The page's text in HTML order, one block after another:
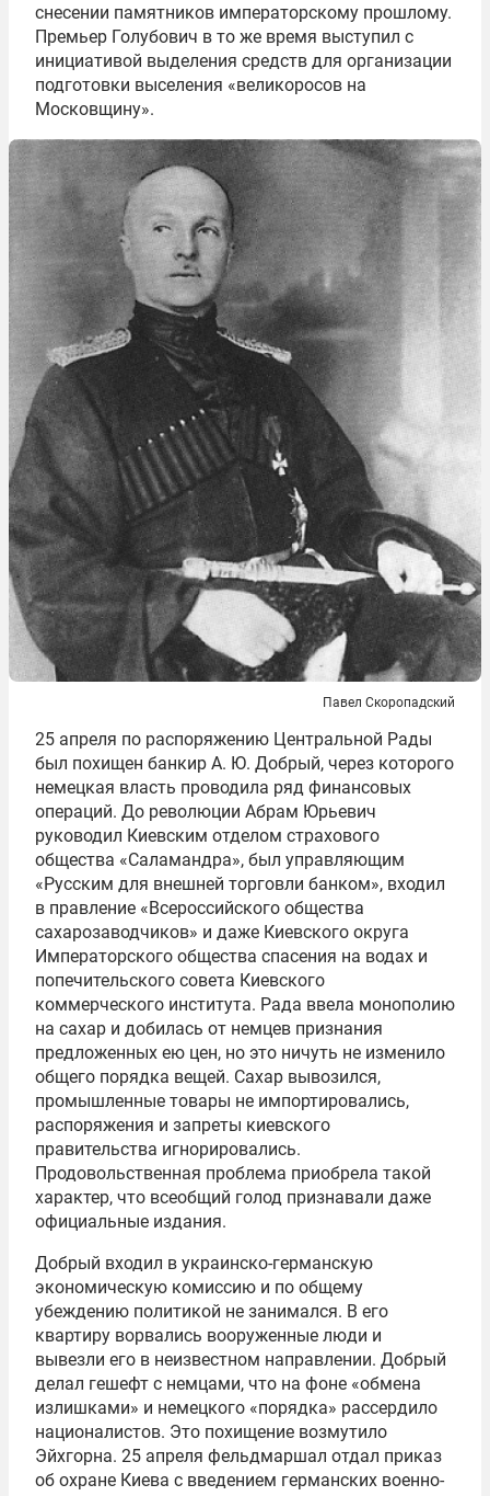
снесении памятников императорскому прошлому.
Премьер Голубович в то же время выступил с
инициативой выделения средств для организации
подготовки выселения «великоросов на
Московщину».
Павел Скоропадский
25 апреля по распоряжению Центральной Рады
был похищен банкир А. Ю. Добрый, через которого
немецкая власть проводила ряд финансовых
операций. До революции Абрам Юрьевич
руководил Киевским отделом страхового
общества «Саламандра», был управляющим
«Русским для внешней торговли банком», входил
в правление «Всероссийского общества
сахарозаводчиков» и даже Киевского округа
Императорского общества спасения на водах и
попечительского совета Киевского
коммерческого института. Рада ввела монополию
на сахар и добилась от немцев признания
предложенных ею цен, но это ничуть не изменило
общего порядка вещей. Сахар вывозился,
промышленные товары не импортировались,
распоряжения и запреты киевского
правительства игнорировались.
Продовольственная проблема приобрела такой
характер, что всеобщий голод признавали даже
официальные издания.
Добрый входил в украинско-германскую
экономическую комиссию и по общему
убеждению политикой не занимался. В его
квартиру ворвались вооруженные люди и
вывезли его в неизвестном направлении. Добрый
делал гешефт с немцами, что на фоне «обмена
излишками» и немецкого «порядка» рассердило
националистов. Это похищение возмутило
Эйхгорна. 25 апреля фельдмаршал отдал приказ
об охране Киева с введением германских военно-